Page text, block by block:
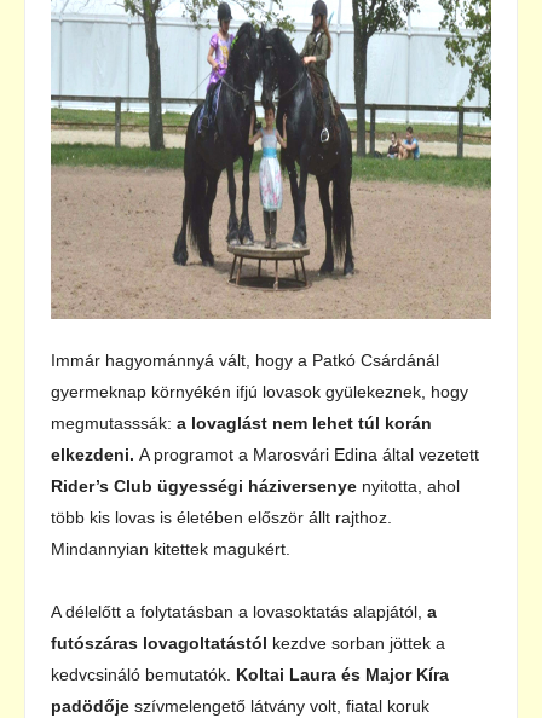
Immár hagyománnyá vált, hogy a Patkó Csárdánál
gyermeknap környékén ifjú lovasok gyülekeznek, hogy
megmutasssák: a lovaglást nem lehet túl korán
elkezdeni. A programot a Marosvári Edina által vezetett
Rider’s Club ügyességi háziversenye nyitotta, ahol
több kis lovas is életében először állt rajthoz.
Mindannyian kitettek magukért.
A délelőtt a folytatásban a lovasoktatás alapjától, a
futószáras lovagoltatástól kezdve sorban jöttek a
kedvcsináló bemutatók. Koltai Laura és Major Kíra
padödője szívmelengető látvány volt, fiatal koruk